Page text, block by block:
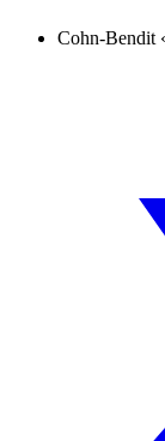
Cohn-Bendit